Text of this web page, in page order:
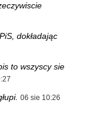
dokładając
to wszyscy sie
06 sie 10:26